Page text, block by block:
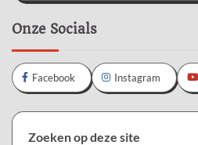
Onze Socials
Facebook Instagram
Zoeken op deze site